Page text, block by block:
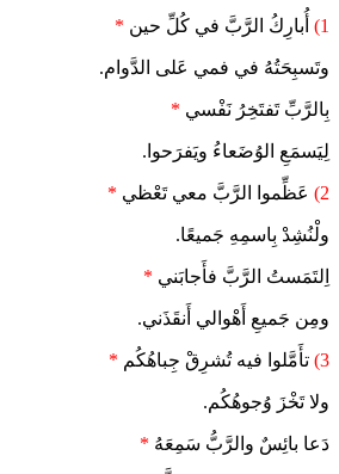
1) أُبارِكُ الرَّبَّ في كُلِّ حين *
وتَسبِحَتُهُ في فمي عَلى الدَّوام.
بِالرَّبِّ تَفتَخِرُ نَفْسي *
لِيَسمَعِ الوُضَعاءُ ويَفرَحوا.
2) عَظِّموا الرَّبَّ معي تَعْظي *
ولْنُشِدْ بِاسمِهِ جَميعًا.
اِلتَمَستُ الرَّبَّ فأَجابَني *
ومِن جَميعِ أَهْوالي أَنقَذَني.
3) تأَمَّلوا فيه تُشرِقْ جِباهُكُم *
ولا تَخْزَ وُجوهُكُم.
دَعا بائِسٌ والرَّبُّ سَمِعَهُ *